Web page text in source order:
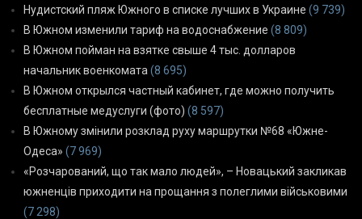
Нудистский пляж Южного в списке лучших в Украине (9 739)
В Южном изменили тариф на водоснабжение (8 809)
В Южном пойман на взятке свыше 4 тыс. долларов
начальник военкомата (8 695)
В Южном открылся частный кабинет, где можно получить
бесплатные медуслуги (фото) (8 597)
В Южному змінили розклад руху маршрутки №68 «Южне-
Одеса» (7 969)
«Розчарований, що так мало людей», – Новацький закликав
южненців приходити на прощання з полеглими військовими
(7 298)